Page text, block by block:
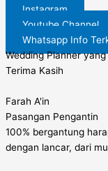
Instagram
Youtube Channel
Whatsapp Info
Wedding Planner
Terima Kasih
Farah A'in
Pasangan Pengantin
100% bergantung
dengan lancar, dari